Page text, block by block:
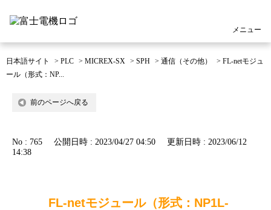
メニュー
日本語サイト > PLC > MICREX-SX > SPH > 通信（その他） > FL-netモジュ
ール（形式：NP...
前のページへ戻る
No : 765 公開日時 : 2023/04/27 04:50
更新日時 : 2023/06/12
14:38
FL-netモジュール（形式：NP1L-